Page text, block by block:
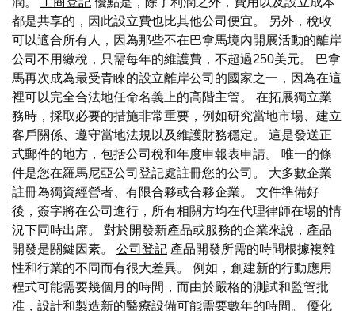
都是共享的，因此設立費也比其他公司便宜。 另外，稅收
可以適合所有人，因為那些不在巴拿馬境內開展活動的離岸
公司不用繳稅，只需每年的維護費，不超過250美元。 巴拿
馬再次成為最受青睞的設立離岸公司的國家之一，因為在這
裡可以完全合法地任命名義上的高階主管。 在拓展獨立業
務時，採取必要的措施非常重要，例如研究當地市場、建立
客戶關係、遵守當地法規以及維護財務穩定。 這是發送正
式郵件的地方，包括公司稅和年度申報表申請。 唯一的條
件是您在羅馬尼亞公司登記處註冊您的公司。 大多數企業
註冊為獨資經營者、有限合夥或合夥企業。 文件準備好
後，簽字將在公司進行，所有相關方均在代理律師在場的情
況下同時出席。 對於開發新產品或服務的企業來說，產品
開發是關鍵因素。 公司登記 產品開發所需的時間根據複雜
性和行業的不同而有很大差異。 例如，創建新的行動應用
程式可能需要幾個月的時間，而由於嚴格的測試和監管批
准，設計和製造新的醫療設備可能需要數年的時間。 優化